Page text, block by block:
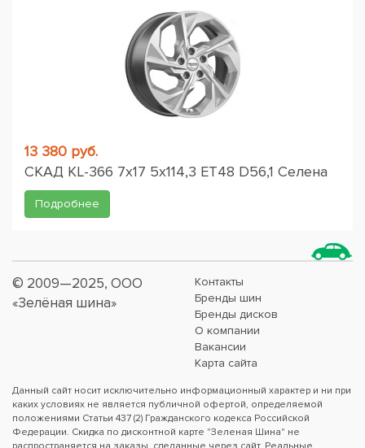
13 380 руб.
СКАД KL-366 7x17 5x114,3 ET48 D56,1 Селена
Подробнее
© 2009—2025, ООО
«Зелёная шина»
Контакты
Бренды шин
Бренды дисков
О компании
Вакансии
Карта сайта
Данный сайт носит исключительно информационный характер и ни при
каких условиях не является публичной офертой, определяемой
положениями Статьи 437 (2) Гражданского кодекса Российской
Федерации. Скидка по дисконтной карте "Зеленая Шина" не